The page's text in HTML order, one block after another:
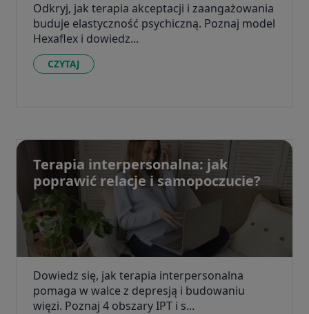
Odkryj, jak terapia akceptacji i zaangażowania
buduje elastyczność psychiczną. Poznaj model
Hexaflex i dowiedz...
CZYTAJ
Terapia interpersonalna: jak
poprawić relacje i samopoczucie?
Dowiedz się, jak terapia interpersonalna
pomaga w walce z depresją i budowaniu
więzi. Poznaj 4 obszary IPT i s...